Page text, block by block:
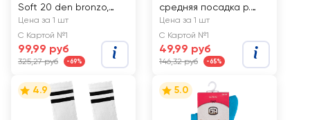
Soft 20 den bronzo,
Арт. 14С-56СП
Цена за 1 шт
С Картой №1
99,99 руб
325,27 руб -69%
средняя посадка р.
23–25, белые, Арт.
2117ж
Цена за 1 шт
С Картой №1
49,99 руб
146,32 руб -65%
4.9 5.0